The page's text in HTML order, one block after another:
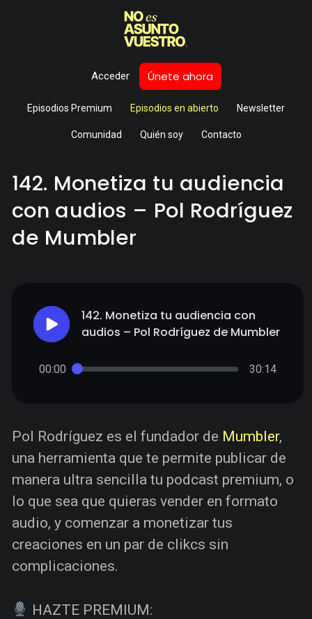
Acceder Únete ahora
Episodios Premium Episodios en abierto Newsletter
Comunidad Quién soy Contacto
142. Monetiza tu audiencia
con audios – Pol Rodríguez
de Mumbler
142. Monetiza tu audiencia con
audios – Pol Rodríguez de Mumbler
00:00 30:14
Pol Rodríguez es el fundador de Mumbler,
una herramienta que te permite publicar de
manera ultra sencilla tu podcast premium, o
lo que sea que quieras vender en formato
audio, y comenzar a monetizar tus
creaciones en un par de clikcs sin
complicaciones.
HAZTE PREMIUM: